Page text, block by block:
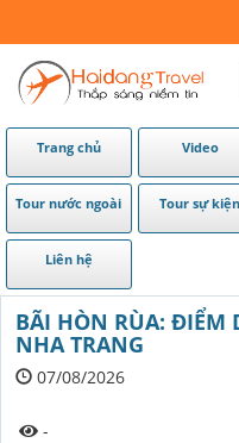
Trang chủ Video
Tour nước ngoài Tour sự kiện
Liên hệ
BÃI HÒN RÙA: ĐIỂM
NHA TRANG
07/08/2026
-